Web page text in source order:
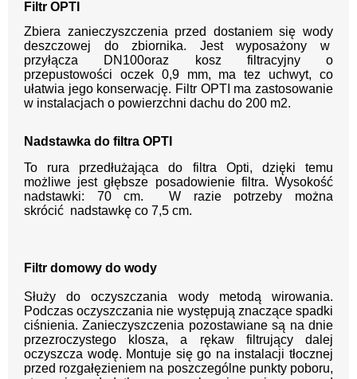
Filtr OPTI
Zbiera zanieczyszczenia przed dostaniem się wody
deszczowej do zbiornika. Jest wyposażony w
przyłącza DN100oraz kosz filtracyjny o
przepustowości oczek 0,9 mm, ma tez uchwyt, co
ułatwia jego konserwację. Filtr OPTI ma zastosowanie
w instalacjach o powierzchni dachu do 200 m2.
Nadstawka do filtra OPTI
To rura przedłużająca do filtra Opti, dzięki temu
możliwe jest głębsze posadowienie filtra. Wysokość
nadstawki: 70 cm.
W razie potrzeby można
skrócić nadstawkę co 7,5 cm.
Filtr domowy do wody
Służy do oczyszczania wody metodą wirowania.
Podczas oczyszczania nie występują znaczące spadki
ciśnienia. Zanieczyszczenia pozostawiane są na dnie
przezroczystego klosza, a rękaw filtrujący dalej
oczyszcza wodę. Montuje się go na instalacji tłocznej
przed rozgałęzieniem na poszczególne punkty poboru,